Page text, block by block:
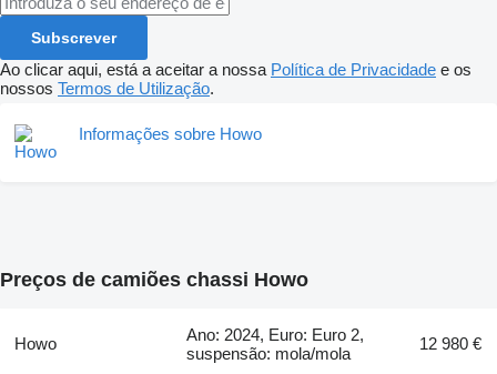
Subscrever
Ao clicar aqui, está a aceitar a nossa Política de Privacidade e os
nossos Termos de Utilização.
Informações sobre Howo
Preços de camiões chassi Howo
Howo
Ano: 2024, Euro: Euro 2,
suspensão: mola/mola
12 980 €